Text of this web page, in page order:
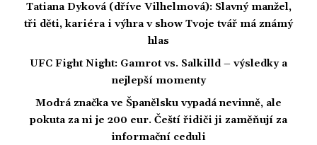
Tatiana Dyková (dříve Vilhelmová): Slavný manžel,
tři děti, kariéra i výhra v show Tvoje tvář má známý
hlas
UFC Fight Night: Gamrot vs. Salkilld – výsledky a
nejlepší momenty
Modrá značka ve Španělsku vypadá nevinně, ale
pokuta za ni je 200 eur. Čeští řidiči ji zaměňují za
informační ceduli